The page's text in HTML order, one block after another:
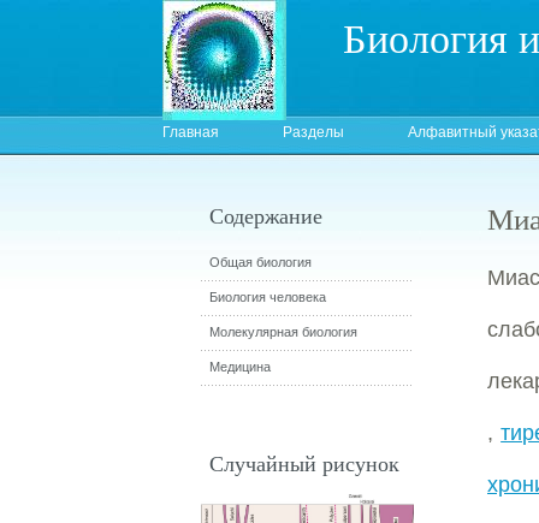
Биология
Главная Разделы Алфавитный
,
Содержание
Общая биология
Биология человека
Молекулярная биология
Медицина
Случайный рисунок